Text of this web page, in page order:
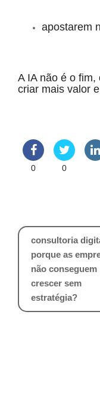
apostarem
A IA não é o fim,
criar mais valor
0 0
Navegação
artigos
consultoria
porque as
não conseguem
crescer sem
estratégia?